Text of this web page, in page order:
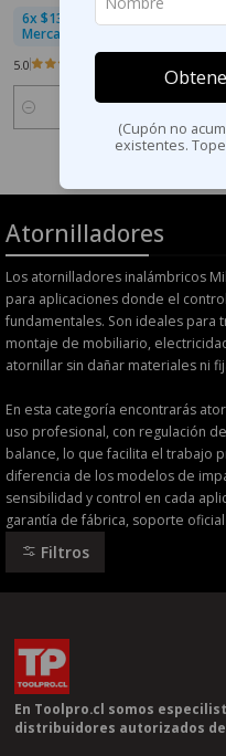
6x $13.332 sin interés con
MercadoPago
5.0
Cantidad
Comprar ahora
Atornilladores
Los atornilladores inalámbricos
para aplicaciones donde el
fundamentales. Son ideales para
montaje de mobiliario,
atornillar sin dañar materiales ni
En esta categoría encontrarás
uso profesional, con regulación
balance, lo que facilita el trabajo
diferencia de los modelos de
sensibilidad y control en cada
garantía de fábrica, soporte
Filtros
En Toolpro.cl somos
distribuidores autorizados de
(Cupón no
existentes.